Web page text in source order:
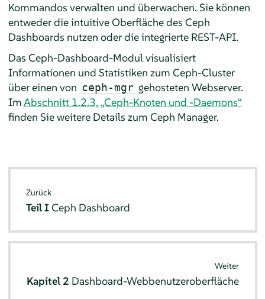
Kommandos verwalten und überwachen. Sie können
entweder die intuitive Oberfläche des Ceph
Dashboards nutzen oder die integrierte REST-API.
Das Ceph-Dashboard-Modul visualisiert
Informationen und Statistiken zum Ceph-Cluster
über einen von ceph-mgr gehosteten Webserver.
ImAbschnitt 1.2.3, „Ceph-Knoten und -Daemons“
finden Sie weitere Details zum Ceph Manager.
Zurück
Teil ICeph Dashboard
Weiter
Kapitel 2 Dashboard-Webbenutzeroberfläche